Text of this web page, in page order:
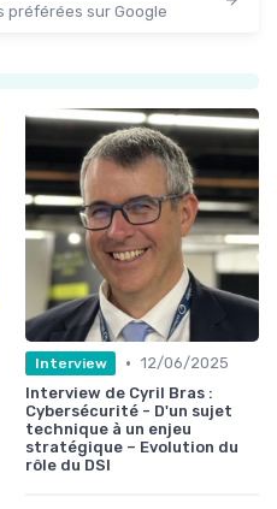
préférées sur Google
Interview • 12/06/2025
Interview de Cyril Bras :
Cybersécurité - D'un sujet
technique à un enjeu
stratégique – Evolution du
rôle du DSI